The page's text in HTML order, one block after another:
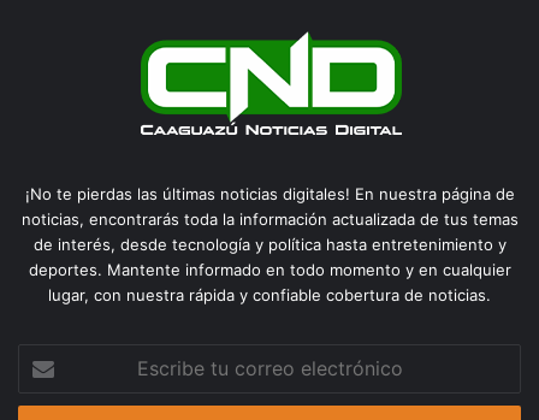
¡No te pierdas las últimas noticias digitales! En nuestra página de
noticias, encontrarás toda la información actualizada de tus temas
de interés, desde tecnología y política hasta entretenimiento y
deportes. Mantente informado en todo momento y en cualquier
lugar, con nuestra rápida y confiable cobertura de noticias.
tu
correo